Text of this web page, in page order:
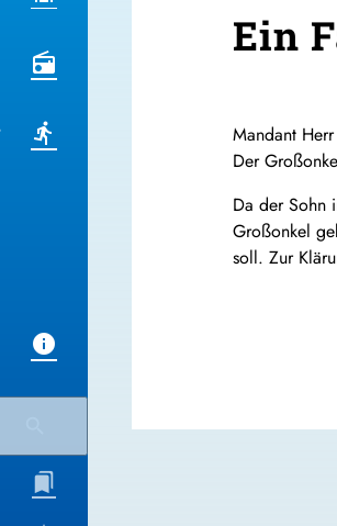
Ein
Mandant
Der
Da der Sohn
Großonkel
soll. Zur